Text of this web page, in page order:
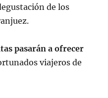
de los
pasarán a ofrecer
viajeros de